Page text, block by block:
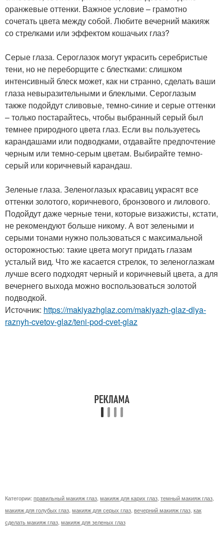
оранжевые оттенки. Важное условие – грамотно
сочетать цвета между собой. Любите вечерний макияж
со стрелками или эффектом кошачьих глаз?
Серые глаза. Сероглазок могут украсить серебристые
тени, но не переборщите с блестками: слишком
интенсивный блеск может, как ни странно, сделать ваши
глаза невыразительными и блеклыми. Сероглазым
также подойдут сливовые, темно-синие и серые оттенки
– только постарайтесь, чтобы выбранный серый был
темнее природного цвета глаз. Если вы пользуетесь
карандашами или подводками, отдавайте предпочтение
черным или темно-серым цветам. Выбирайте темно-
серый или коричневый карандаш.
Зеленые глаза. Зеленоглазых красавиц украсят все
оттенки золотого, коричневого, бронзового и лилового.
Подойдут даже черные тени, которые визажисты, кстати,
не рекомендуют больше никому. А вот зелеными и
серыми тонами нужно пользоваться с максимальной
осторожностью: такие цвета могут придать глазам
усталый вид. Что же касается стрелок, то зеленоглазкам
лучше всего подходят черный и коричневый цвета, а для
вечернего выхода можно воспользоваться золотой
подводкой.
Источник: https://makiyazhglaz.com/makiyazh-glaz-dlya-
raznyh-cvetov-glaz/teni-pod-cvet-glaz
Категории: правильный макияж глаз макияж для карих глаз темный макияж глаз
макияж для голубых глаз макияж для серых глаз вечерний макияж глаз как
сделать макияж глаз макияж для зеленых глаз